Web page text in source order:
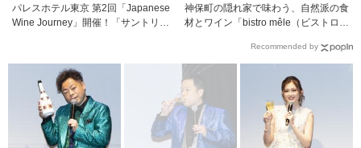
パレスホテル東京 第2回「Japanese
Wine Journey」開催！「サントリー
神保町の隠れ家で味わう、自然派の食
材とワイン「bistro mêle（ビストロ
Recommended by